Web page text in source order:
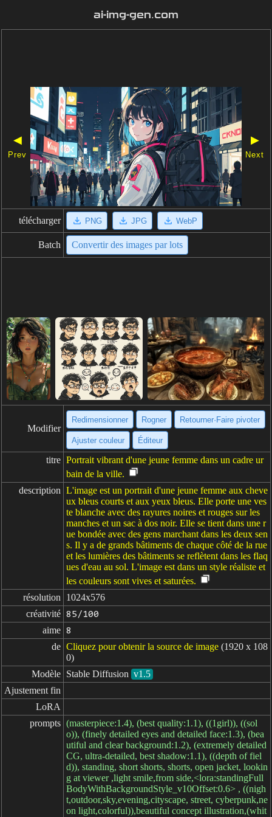
ai-img-gen.com
◀
Prev
▶
Next
télécharger PNG JPG WebP
Batch Convertir des images par lots
Modifier
Redimensionner Rogner Retourner·Faire pivoter
Ajuster couleur Éditeur
titre Portrait vibrant d'une jeune femme dans un cadre ur
bain de la ville.
description L'image est un portrait d'une jeune femme aux cheve
ux bleus courts et aux yeux bleus. Elle porte une ves
te blanche avec des rayures noires et rouges sur les
manches et un sac à dos noir. Elle se tient dans une r
ue bondée avec des gens marchant dans les deux sen
s. Il y a de grands bâtiments de chaque côté de la rue
et les lumières des bâtiments se reflètent dans les flaq
ues d'eau au sol. L'image est dans un style réaliste et
les couleurs sont vives et saturées.
résolution
1024x576
créativité 85/100
aime 8
de Cliquez pour obtenir la source de image (1920 x 108
0)
Modèle Stable Diffusion v1.5
Ajustement fin
LoRA
prompts (masterpiece:1.4), (best quality:1.1), ((1girl)), ((sol
o)), (finely detailed eyes and detailed face:1.3), (bea
utiful and clear background:1.2), (extremely detailed
CG, ultra-detailed, best shadow:1.1), ((depth of fiel
d)), standing, short shorts, shorts, open jacket, lookin
g at viewer ,light smile,from side,<lora:standingFull
BodyWithBackgroundStyle_v10Offset:0.6> , ((nigh
t,outdoor,sky,evening,cityscape, street, cyberpunk,ne
on light,colorful)),beautiful concept illustration,(whit